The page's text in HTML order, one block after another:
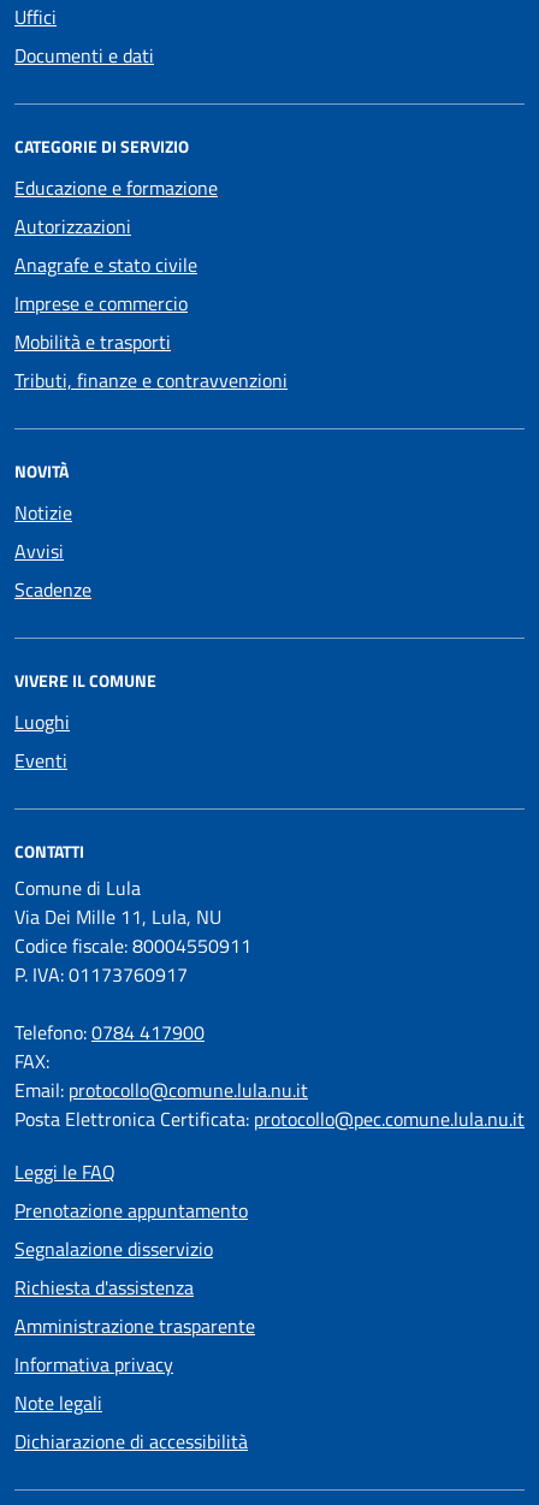
Uffici
Documenti e dati
CATEGORIE DI SERVIZIO
Educazione e formazione
Autorizzazioni
Anagrafe e stato civile
Imprese e commercio
Mobilità e trasporti
Tributi, finanze e contravvenzioni
NOVITÀ
Notizie
Avvisi
Scadenze
VIVERE IL COMUNE
Luoghi
Eventi
CONTATTI
Comune di Lula
Via Dei Mille 11, Lula, NU
Codice fiscale: 80004550911
P. IVA: 01173760917
Telefono:0784 417900
FAX:
Email: protocollo@comune.lula.nu.it
Posta Elettronica Certificata: protocollo@pec.comune.lula.nu.it
Leggi le FAQ
Prenotazione appuntamento
Segnalazione disservizio
Richiesta d'assistenza
Amministrazione trasparente
Informativa privacy
Note legali
Dichiarazione di accessibilità